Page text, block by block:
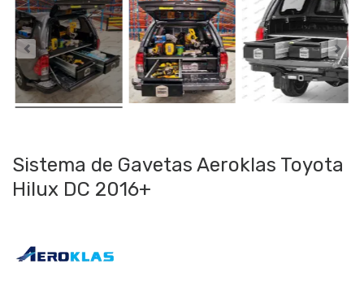
Sistema de Gavetas Aeroklas Toyota
Hilux DC 2016+